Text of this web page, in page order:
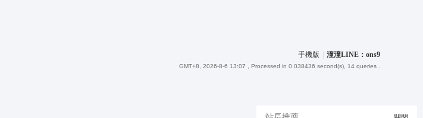
手機版 潼潼LINE：ons9
GMT+8, 2026-8-6 13:07 , Processed in 0.038436 second(s), 14 queries .